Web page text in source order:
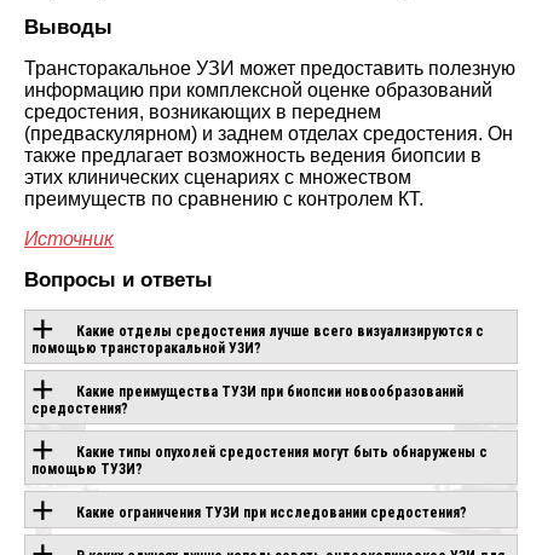
Выводы
Трансторакальное УЗИ может предоставить полезную
информацию при комплексной оценке образований
средостения, возникающих в переднем
(предваскулярном) и заднем отделах средостения. Он
также предлагает возможность ведения биопсии в
этих клинических сценариях с множеством
преимуществ по сравнению с контролем КТ.
Источник
Вопросы и ответы
Какие отделы средостения лучше всего визуализируются с
помощью трансторакальной УЗИ?
Какие преимущества ТУЗИ при биопсии новообразований
средостения?
Какие типы опухолей средостения могут быть обнаружены с
помощью ТУЗИ?
Какие ограничения ТУЗИ при исследовании средостения?
ОБОРУДОВАНИЕ С
ЭТОЙ
ТЕХНОЛОГИЕЙ